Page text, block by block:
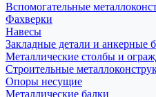
Вспомогательные
Фахверки
Навесы
Закладные детали и анкерные
Металлические столбы и
Строительные
Опоры несущие
Металлические балки